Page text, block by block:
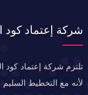
شركة إعتماد كود
تلتزم شركة إعتماد كود
لأنه مع التخطيط